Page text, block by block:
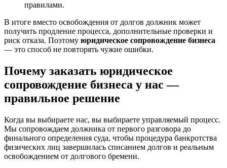
правилами.
В итоге вместо освобождения от долгов должник может
получить продление процесса, дополнительные проверки и
риск отказа. Поэтому юридическое сопровождение бизнеса
— это способ не повторять чужие ошибки.
Почему заказать юридическое
сопровождение бизнеса у нас —
правильное решение
Когда вы выбираете нас, вы выбираете управляемый процесс.
Мы сопровождаем должника от первого разговора до
финального определения суда, чтобы процедура банкротства
физических лиц завершилась списанием долгов и реальным
освобождением от долгового бремени.